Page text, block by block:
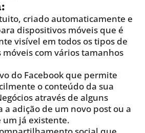
criado automaticamente e
dispositivos móveis que é
visível em todos os tipos de
com vários tamanhos
do Facebook que permite
o conteúdo da sua
através de alguns
a adição de um novo post ou a
um já existente.